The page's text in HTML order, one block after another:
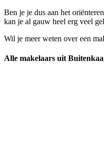
Ben je je dus aan het
kan je al gauw heel erg veel
Wil je meer weten over een
Alle makelaars uit